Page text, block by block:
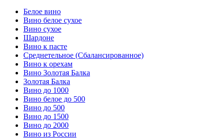
Белое вино
Вино белое сухое
Вино сухое
Шардоне
Вино к пасте
Среднетельное (Сбалансированное)
Вино к орехам
Вино Золотая Балка
Золотая Балка
Вино до 1000
Вино белое до 500
Вино до 500
Вино до 1500
Вино до 2000
Вино из России